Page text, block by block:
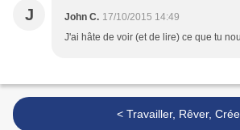
J John C. 17/10/2015 14:49
J'ai hâte de voir (et de lire) ce que tu
< Travailler, Rêver,